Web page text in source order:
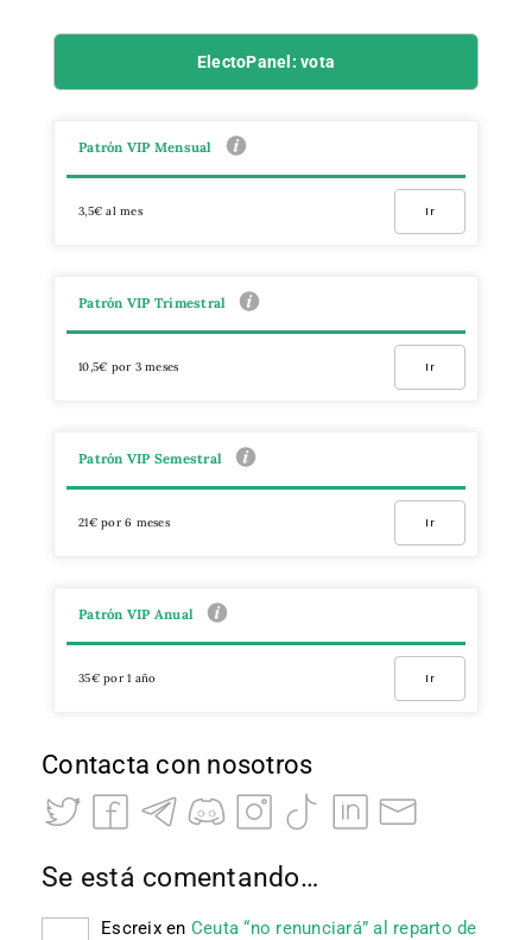
ElectoPanel: vota
Patrón VIP Mensual
3,5€ al mes Ir
Patrón VIP Trimestral
10,5€ por 3 meses Ir
Patrón VIP Semestral
21€ por 6 meses Ir
Patrón VIP Anual
35€ por 1 año Ir
Contacta con nosotros
Se está comentando…
Escreixen Ceuta “no renunciará” al reparto de